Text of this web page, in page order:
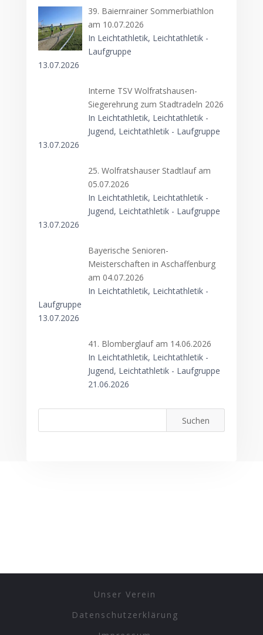
39. Baiernrainer Sommerbiathlon
am 10.07.2026
In Leichtathletik, Leichtathletik -
Laufgruppe
13.07.2026
Interne TSV Wolfratshausen-
Siegerehrung zum Stadtradeln 2026
In Leichtathletik, Leichtathletik -
Jugend, Leichtathletik - Laufgruppe
13.07.2026
25. Wolfratshauser Stadtlauf am
05.07.2026
In Leichtathletik, Leichtathletik -
Jugend, Leichtathletik - Laufgruppe
13.07.2026
Bayerische Senioren-
Meisterschaften in Aschaffenburg
am 04.07.2026
In Leichtathletik, Leichtathletik -
Laufgruppe
13.07.2026
41. Blomberglauf am 14.06.2026
In Leichtathletik, Leichtathletik -
Jugend, Leichtathletik - Laufgruppe
21.06.2026
Unser Verein
Datenschutzerklärung